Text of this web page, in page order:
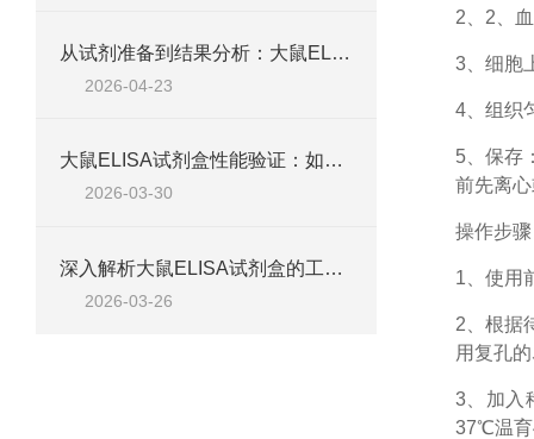
从试剂准备到结果分析：大鼠ELISA试剂盒操作技巧、浓度校准及实验高效完成全攻略
2026-04-23
大鼠ELISA试剂盒性能验证：如何通过检测范围、精密度、回收率等指标评估准确性
2026-03-30
深入解析大鼠ELISA试剂盒的工作原理、类型与核心试剂
2026-03-26
2、 2、
3、细胞
4、组织
5、保存
前先离
操作步
1、 使用
2、根据
用复孔
3、加入
37℃温育